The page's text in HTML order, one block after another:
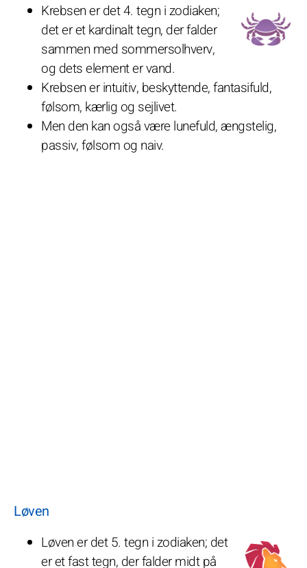
Krebsen er det 4. tegn i zodiaken;
det er et kardinalt tegn, der falder
sammen med sommersolhverv,
og dets element er vand.
Krebsen er intuitiv, beskyttende, fantasifuld,
følsom, kærlig og sejlivet.
Men den kan også være lunefuld, ængstelig,
passiv, følsom og naiv.
Løven
Løven er det 5. tegn i zodiaken; det
er et fast tegn, der falder midt på